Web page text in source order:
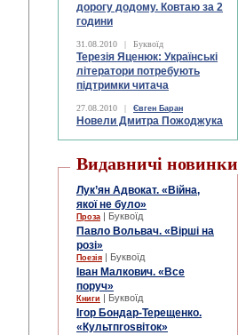
дорогу додому. Ковтаю за 2
години
31.08.2010 | Буквоїд
Терезія Яценюк: Українські
літератори потребують
підтримки читача
27.08.2010 | Євген Баран
Новели Дмитра Пожоджука
Видавничі новинки
Лук’ян Адвокат. «Війна,
якої не було»
Проза | Буквоїд
Павло Вольвач. «Вірші на
розі»
Поезія | Буквоїд
Іван Малкович. «Все
поруч»
Книги | Буквоїд
Ігор Бондар-Терещенко.
«Культпrosвіток»